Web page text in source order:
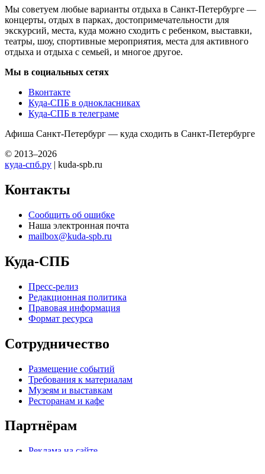
Мы советуем любые варианты отдыха в Санкт-Петербурге —
концерты, отдых в парках, достопримечательности для
экскурсий, места, куда можно сходить с ребенком, выставки,
театры, шоу, спортивные мероприятия, места для активного
отдыха и отдыха с семьей, и многое другое.
Мы в социальных сетях
Вконтакте
Куда-СПБ в однокласниках
Куда-СПБ в телеграме
Афиша Санкт-Петербург — куда сходить в Санкт-Петербурге
© 2013–2026
куда-спб.ру | kuda-spb.ru
Контакты
Сообщить об ошибке
Наша электронная почта
mailbox@kuda-spb.ru
Куда-СПБ
Пресс-релиз
Редакционная политика
Правовая информация
Формат ресурса
Сотрудничество
Размещение событий
Требования к материалам
Музеям и выставкам
Ресторанам и кафе
Партнёрам
Реклама на сайте